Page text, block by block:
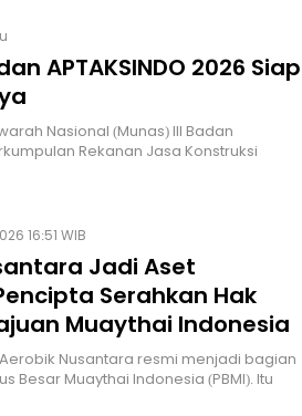
APTAKSINDO 2026 Siap
Nasional (Munas) III Badan
Rekanan Jasa Konstruksi
16:51 WIB
Jadi Aset
Serahkan Hak
Muaythai Indonesia
Aerobik Nusantara resmi menjadi bagian
Besar Muaythai Indonesia (PBMI). Itu